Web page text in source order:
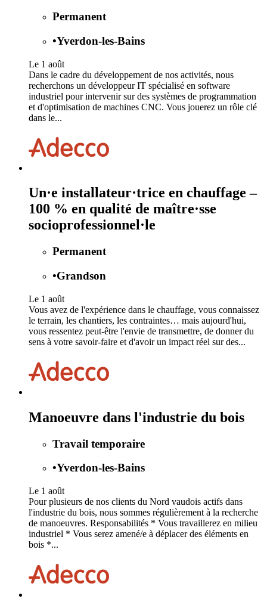
Permanent
•Yverdon-les-Bains
Le 1 août
Dans le cadre du développement de nos activités, nous
recherchons un développeur IT spécialisé en software
industriel pour intervenir sur des systèmes de programmation
et d'optimisation de machines CNC. Vous jouerez un rôle clé
dans le...
Un·e installateur·trice en chauffage –
100 % en qualité de maître·sse
socioprofessionnel·le
Permanent
•Grandson
Le 1 août
Vous avez de l'expérience dans le chauffage, vous connaissez
le terrain, les chantiers, les contraintes… mais aujourd'hui,
vous ressentez peut-être l'envie de transmettre, de donner du
sens à votre savoir-faire et d'avoir un impact réel sur des...
Manoeuvre dans l'industrie du bois
Travail temporaire
•Yverdon-les-Bains
Le 1 août
Pour plusieurs de nos clients du Nord vaudois actifs dans
l'industrie du bois, nous sommes régulièrement à la recherche
de manoeuvres. Responsabilités * Vous travaillerez en milieu
industriel * Vous serez amené/e à déplacer des éléments en
bois *...